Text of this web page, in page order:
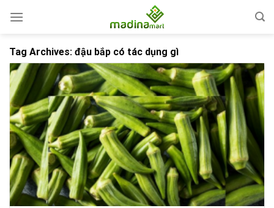
Tag Archives: đậu bắp có tác dụng gì